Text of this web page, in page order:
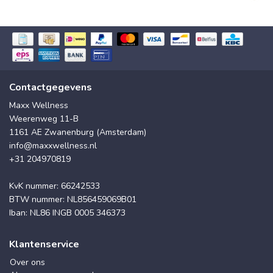
Contactgegevens
Maxx Wellness
Weerenweg 11-B
1161 AE Zwanenburg (Amsterdam)
info@maxxwellness.nl
+31 204970819
KvK nummer: 66242533
BTW nummer: NL856459069B01
Iban: NL86 INGB 0005 346373
Klantenservice
Over ons